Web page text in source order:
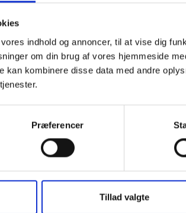
indhold og annoncer, til at vise dig
om din brug af vores hjemmeside
kan kombinere disse data med andre
Præferencer
Tillad valgte